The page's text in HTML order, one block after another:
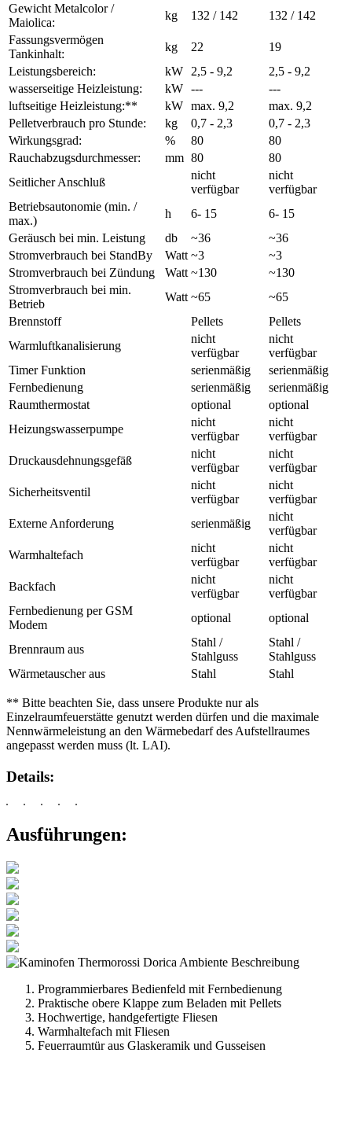
Gewicht Metalcolor /
Maiolica:
kg 132 / 142
132 / 142
Fassungsvermögen
Tankinhalt:
kg 22
19
Leistungsbereich:
kW 2,5 - 9,2
2,5 - 9,2
wasserseitige Heizleistung:
kW ---
---
luftseitige Heizleistung:**
kW max. 9,2
max. 9,2
Pelletverbrauch pro Stunde:
kg 0,7 - 2,3
0,7 - 2,3
Wirkungsgrad:
% 80
80
Rauchabzugsdurchmesser:
mm 80
80
Seitlicher Anschluß
nicht
verfügbar
nicht
verfügbar
Betriebsautonomie (min. /
max.)
h 6- 15
6- 15
Geräusch bei min. Leistung
db ~36
~36
Stromverbrauch bei StandBy
Watt ~3
~3
Stromverbrauch bei Zündung
Watt ~130
~130
Stromverbrauch bei min.
Betrieb
Watt ~65
~65
Brennstoff
Pellets
Pellets
Warmluftkanalisierung
nicht
verfügbar
nicht
verfügbar
Timer Funktion
serienmäßig
serienmäßig
Fernbedienung
serienmäßig
serienmäßig
Raumthermostat
optional
optional
Heizungswasserpumpe
nicht
verfügbar
nicht
verfügbar
Druckausdehnungsgefäß
nicht
verfügbar
nicht
verfügbar
Sicherheitsventil
nicht
verfügbar
nicht
verfügbar
Externe Anforderung
serienmäßig
nicht
verfügbar
Warmhaltefach
nicht
verfügbar
nicht
verfügbar
Backfach
nicht
verfügbar
nicht
verfügbar
Fernbedienung per GSM
Modem
optional optional
Brennraum aus
Stahl /
Stahlguss
Stahl /
Stahlguss
Wärmetauscher aus
Stahl Stahl
** Bitte beachten Sie, dass unsere Produkte nur als
Einzelraumfeuerstätte genutzt werden dürfen und die maximale
Nennwärmeleistung an den Wärmebedarf des Aufstellraumes
angepasst werden muss (lt. LAI).
Details:
Ausführungen:
Programmierbares Bedienfeld mit Fernbedienung
Praktische obere Klappe zum Beladen mit Pellets
Hochwertige, handgefertigte Fliesen
Warmhaltefach mit Fliesen
Feuerraumtür aus Glaskeramik und Gusseisen